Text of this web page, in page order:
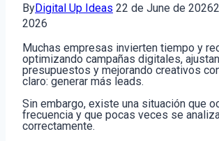
ByDigital Up Ideas 22 de June de 2026
2026
Muchas empresas invierten tiempo y
optimizando campañas digitales,
presupuestos y mejorando creativos
claro: generar más leads.
Sin embargo, existe una situación que
frecuencia y que pocas veces se
correctamente.